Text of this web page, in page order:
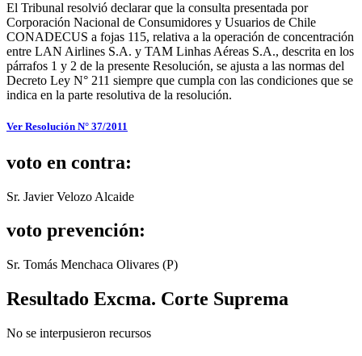
El Tribunal resolvió declarar que la consulta presentada por
Corporación Nacional de Consumidores y Usuarios de Chile
CONADECUS a fojas 115, relativa a la operación de concentración
entre LAN Airlines S.A. y TAM Linhas Aéreas S.A., descrita en los
párrafos 1 y 2 de la presente Resolución, se ajusta a las normas del
Decreto Ley N° 211 siempre que cumpla con las condiciones que se
indica en la parte resolutiva de la resolución.
Ver Resolución N° 37/2011
voto en contra:
Sr. Javier Velozo Alcaide
voto prevención:
Sr. Tomás Menchaca Olivares (P)
Resultado Excma. Corte Suprema
No se interpusieron recursos